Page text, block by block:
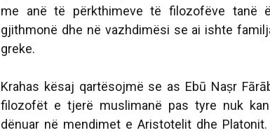
me anë të përkthimeve të filozofëve tanë
gjithmonë dhe në vazhdimësi se ai ishte
greke.
Krahas kësaj qartësojmë se as Ebū Naṣr
filozofët e tjerë muslimanë pas tyre nuk
dënuar në mendimet e Aristotelit dhe